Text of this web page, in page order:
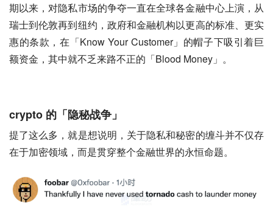
期以来，对隐私市场的争夺一直在全球各金融中心上演，从
瑞士到伦敦再到纽约，政府和金融机构以更高的标准、更实
惠的条款，在「Know Your Customer」的帽子下吸引着巨
额资金，其中就不乏来路不正的「Blood Money」。
crypto 的「隐秘战争」
提了这么多，就是想说明，关于隐私和秘密的缠斗并不仅存
在于加密领域，而是贯穿整个金融世界的永恒命题。